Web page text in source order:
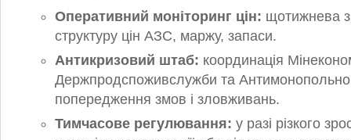
Оперативний моніторинг цін: щотижнева
структуру цін АЗС, маржу, запаси.
Антикризовий штаб: координація
Держпродспоживслужби та
попередження змов і зловживань.
Тимчасове регулювання: у разі різкого